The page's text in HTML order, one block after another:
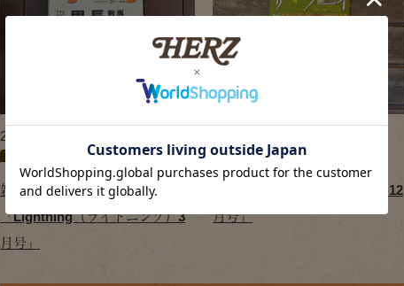
2010/02/01
プレスリリース
雑誌掲載のお知らせ：
「Lightning（ライトニング）3
月号」
2013年,プレスリリース
雑誌掲載のお知らせ「サライ 12
月号」